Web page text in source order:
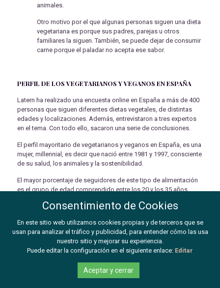
animales.
Otro motivo por el que algunas personas siguen una dieta
vegetariana es porque sus padres, parejas u otros
familiares la siguen. También, se puede dejar de consumir
carne porque el paladar no acepta ese sabor.
PERFIL DE LOS VEGETARIANOS Y VEGANOS EN ESPAÑA
Latern ha realizado una encuesta online en España a más de 400
personas que siguen diferentes dietas vegetales, de distintas
edades y localizaciones. Además, entrevistaron a tres expertos
en el tema. Con todo ello, sacaron una serie de conclusiones.
El perfil mayoritario de vegetarianos y veganos en España, es una
mujer, millennial, es decir que nació entre 1981 y 1997, consciente
de su salud, los animales y la sostenibilidad.
El mayor porcentaje de seguidores de este tipo de alimentación
es el grupo de edad comprendido entre los 20 y los 35 años.
debido a que se trata de gente joven y, un número elevado de
estas dietas.
En cuanto al sexo, en el grupo de edad mencionado, siguen este
tipo de alimentación cuatro mujeres por cada hombre. Esto
puede deberse a que las mujeres se preocupan más por su
nutrición y optar por consumir alimentos más saludables.
Consentimiento de Cookies
En este sitio web utilizamos cookies propias y de terceros que se
usan para analizar el tráfico y publicidad, para entender cómo las usa
nuestro sitio y mejorar su experiencia.
Puede editar la configuración en el siguiente enlace: Editar
Aceptar y cerrar